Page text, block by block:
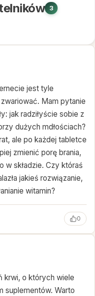
3
jest tyle
Mam pytanie
jak radziłyście sobie z
dużych mdłościach?
ale po każdej tabletce
zmienić porę brania,
w składzie. Czy któraś
jakieś rozwiązanie,
witamin?
0
krwi, o których wiele
suplementów. Warto